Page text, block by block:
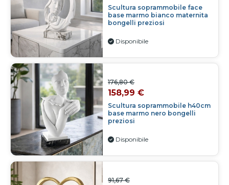
Scultura soprammobile face
base marmo bianco maternita
bongelli preziosi
Disponibile
Scultura soprammobile h40cm
base marmo nero bongelli
preziosi
176,80 €
158,99 €
Disponibile
91,67 €